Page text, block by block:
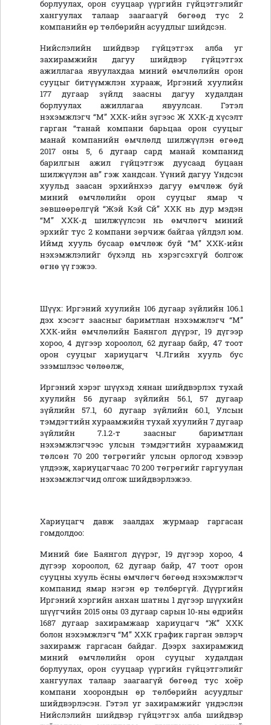
борлуулах, орон сууцаар үүргийн гүйцэтгэлийг
хангуулах талаар заагаагүй бөгөөд тус 2
компанийн өр төлбөрийн асуудлыг шийдсэн.
Нийслэлийн шийдвэр гүйцэтгэх алба уг
захирамжийн дагуу шийдвэр гүйцэтгэх
ажиллагаа явуулахдаа миний өмчлөлийн орон
сууцыг битүүмжлэн хурааж, Иргэний хуулийн
177 дугаар зүйлд заасны дагуу худалдан
борлуулах ажиллагаа явуулсан. Гэтэл
нэхэмжлэгч “М” ХХК-ийн зүгээс Ж ХХК-д хүсэлт
гарган “танай компани барьцаа орон сууцыг
манай компанийн өмчлөлд шилжүүлэн өгөөд
2017 оны 5, 6 дугаар сард манай компанид
барилгын ажил гүйцэтгэж дуусаад буцаан
шилжүүлэн ав” гэж хандсан. Үүний дагуу Үндсэн
хуульд заасан эрхийнхээ дагуу өмчлөж буй
миний өмчлөлийн орон сууцыг ямар ч
зөвшөөрөлгүй “Жэй Кэй Сй” ХХК нь дур мэдэн
“М” ХХК-д шилжүүлсэн нь өмчлөгч миний
эрхийг тус 2 компани зөрчиж байгаа үйлдэл юм.
Иймд хууль бусаар өмчлөж буй “М” ХХК-ийн
нэхэмжлэлийг бүхэлд нь хэрэгсэхгүй болгож
өгнө үү гэжээ.
Шүүх: Иргэний хуулийн 106 дугаар зүйлийн 106.1
дэх хэсэгт заасныг баримтлан нэхэмжлэгч “М”
ХХК-ийн өмчлөлийн Баянгол дүүрэг, 19 дүгээр
хороо, 4 дүгээр хороолол, 62 дугаар байр, 47 тоот
орон сууцыг хариуцагч Ч.Лгийн хууль бус
эзэмшлээс чөлөөлж,
Иргэний хэрэг шүүхэд хянан шийдвэрлэх тухай
хуулийн 56 дугаар зүйлийн 56.1, 57 дугаар
зүйлийн 57.1, 60 дугаар зүйлийн 60.1, Улсын
тэмдэгтийн хураамжийн тухай хуулийн 7 дугаар
зүйлийн 7.1.2-т заасныг баримтлан
нэхэмжлэгчээс улсын тэмдэгтийн хураамжид
төлсөн 70 200 төгрөгийг улсын орлогод хэвээр
үлдээж, хариуцагчаас 70 200 төгрөгийг гаргуулан
нэхэмжлэгчид олгож шийдвэрлэжээ.
Хариуцагч давж заалдах журмаар гаргасан
гомдолдоо:
Миний бие Баянгол дүүрэг, 19 дүгээр хороо, 4
дүгээр хороолол, 62 дугаар байр, 47 тоот орон
сууцны хууль ёсны өмчлөгч бөгөөд нэхэмжлэгч
компанид ямар нэгэн өр төлбөргүй. Дүүргийн
Иргэний хэргийн анхан шатны 1 дүгээр шүүхийн
шүүгчийн 2015 оны 03 дугаар сарын 10-ны өдрийн
1687 дугаар захирамжаар хариуцагч “Ж” ХХК
болон нэхэмжлэгч “М” ХХК график гарган эвлэрч
захирамж гаргасан байдаг. Дээрх захирамжид
миний өмчлөлийн орон сууцыг худалдан
борлуулах, орон сууцаар үүргийн гүйцэтгэлийг
хангуулах талаар заагаагүй бөгөөд тус хоёр
компани хоорондын өр төлбөрийн асуудлыг
шийдвэрлэсэн. Гэтэл уг захирамжийг үндэслэн
Нийслэлийн шийдвэр гүйцэтгэх алба шийдвэр